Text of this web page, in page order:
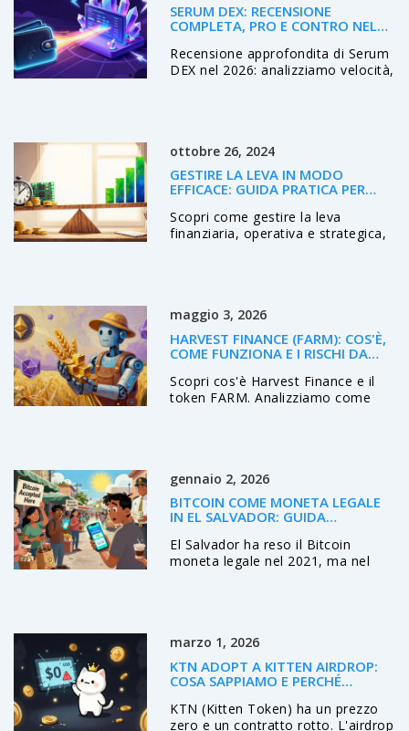
SERUM DEX: RECENSIONE
COMPLETA, PRO E CONTRO NEL
Recensione approfondita di Serum
DEX nel 2026: analizziamo velocità,
ottobre 26, 2024
GESTIRE LA LEVA IN MODO
EFFICACE: GUIDA PRATICA PER
Scopri come gestire la leva
finanziaria, operativa e strategica,
maggio 3, 2026
HARVEST FINANCE (FARM): COS'È,
COME FUNZIONA E I RISCHI DA
Scopri cos'è Harvest Finance e il
token FARM. Analizziamo come
gennaio 2, 2026
BITCOIN COME MONETA LEGALE
IN EL SALVADOR: GUIDA
RIPENSAMENTO E GLI EFFETTI
ECONOMICI
El Salvador ha reso il Bitcoin
moneta legale nel 2021, ma nel
futuro delle criptovalute.
marzo 1, 2026
KTN ADOPT A KITTEN AIRDROP:
COSA SAPPIAMO E PERCHÉ
KTN (Kitten Token) ha un prezzo
zero e un contratto rotto. L'airdrop